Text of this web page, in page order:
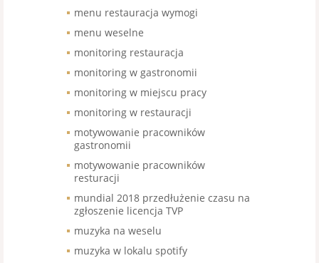
menu restauracja wymogi
menu weselne
monitoring restauracja
monitoring w gastronomii
monitoring w miejscu pracy
monitoring w restauracji
motywowanie pracowników
gastronomii
motywowanie pracowników
resturacji
mundial 2018 przedłużenie czasu na
zgłoszenie licencja TVP
muzyka na weselu
muzyka w lokalu spotify